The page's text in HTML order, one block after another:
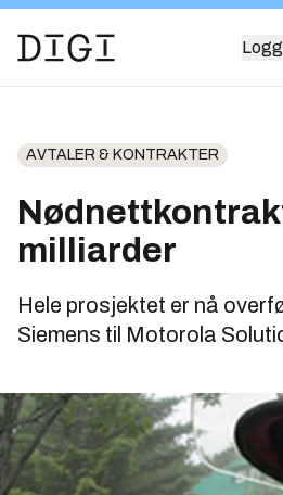
AVTALER & KONTRAKTER
milliarder
Hele prosjektet er nå
Siemens til Motorola